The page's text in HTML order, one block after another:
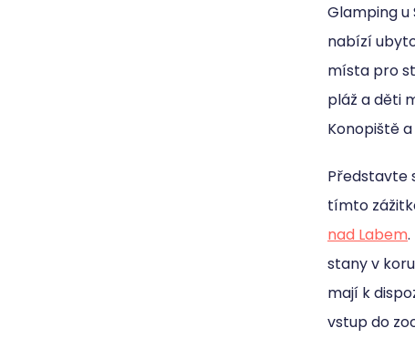
Glamping
nabízí
místa pro
pláž a děti
Konopiště
Představte
tímto
nad Labem
stany v
mají k
vstup do